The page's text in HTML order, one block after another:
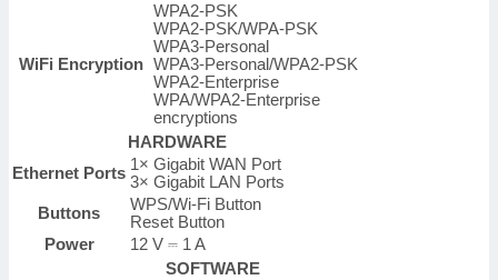
WiFi Encryption
WPA2-PSK
WPA2-PSK/WPA-PSK
WPA3-Personal
WPA3-Personal/WPA2-PSK
WPA2-Enterprise
WPA/WPA2-Enterprise
encryptions
HARDWARE
Ethernet Ports 1× Gigabit WAN Port
3× Gigabit LAN Ports
Buttons
WPS/Wi-Fi Button
Reset Button
Power
12 V ⎓ 1 A
SOFTWARE